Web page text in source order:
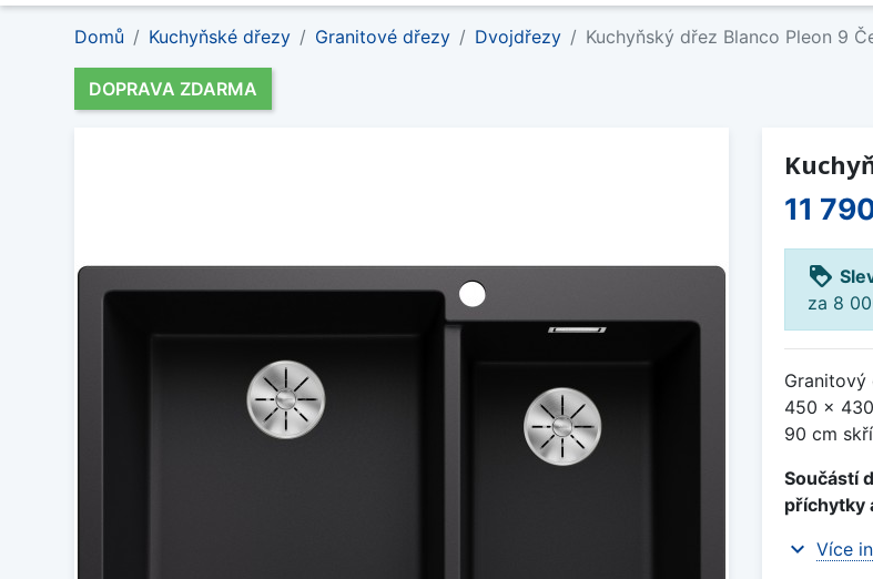
Domů Kuchyňské dřezy Granitové dřezy Dvojdřezy Kuchyňský dřez Blanco Pleon 9
DOPRAVA ZDARMA
11
loyalty
za 8
Granitový
450 x
90 cm
Součástí
příchytky
expand_more Více